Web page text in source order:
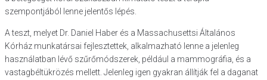
szempontjából lenne jelentős lépés.
A teszt, melyet Dr. Daniel Haber és a Massachusettsi Általános
Kórház munkatársai fejlesztettek, alkalmazható lenne a jelenleg
használatban lévő szűrőmódszerek, például a mammográfia, és a
vastagbéltükrözés mellett. Jelenleg igen gyakran állítják fel a daganat